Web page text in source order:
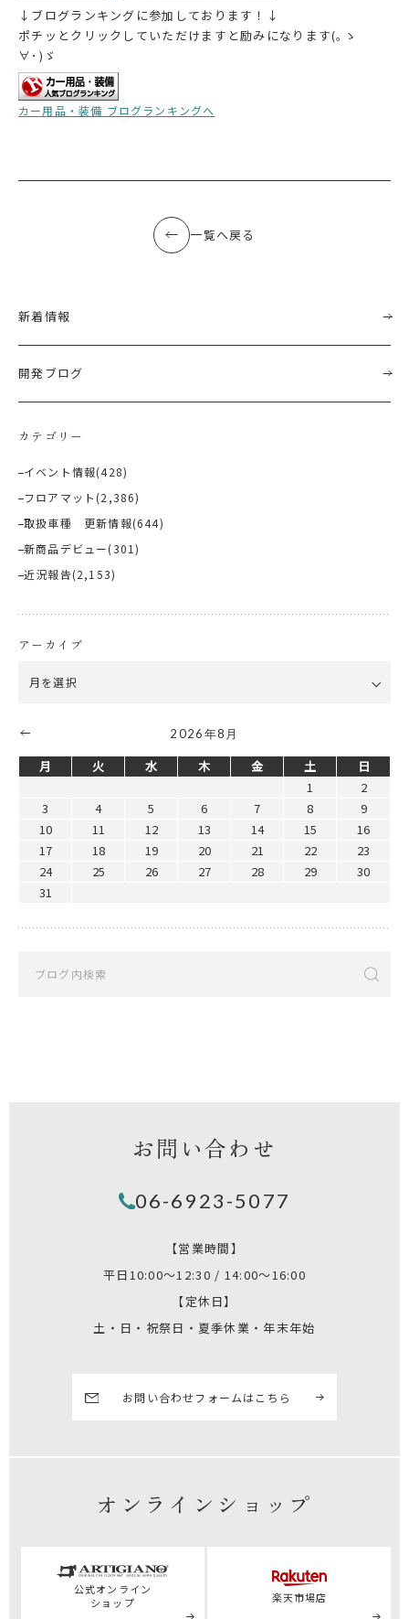
↓ブログランキングに参加しております！↓
ポチッとクリックしていただけますと励みになります(｡ゝ
∀･)ゞ
カー用品・装備 ブログランキングへ
一覧へ戻る
新着情報
開発ブログ
カテゴリー
イベント情報(428)
フロアマット (2,386)
取扱車種 更新情報(644)
新商品デビュー(301)
近況報告(2,153)
アーカイブ
2026年8月
月 火 水 木 金 土
日
1
2
3
4 5 6 7 8
9
10
11 12 13 14 15
16
17
18 19 20 21 22
23
24
25 26 27 28 29
30
31
お問い合わせ
06-6923-5077
【営業時間】
平日10:00～12:30 / 14:00～16:00
【定休日】
土・日・祝祭日・夏季休業・年末年始
お問い合わせフォームはこちら
オンラインショップ
公式オンライン
ショップ
楽天市場店